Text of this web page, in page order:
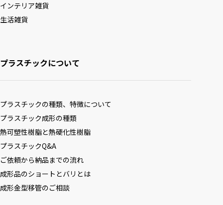
インテリア雑貨
生活雑貨
プラスチックについて
プラスチックの種類、特徴について
プラスチック成形の種類
熱可塑性樹脂と熱硬化性樹脂
プラスチックQ&A
ご依頼から納品までの流れ
成形品のショートとバリとは
成形金型移管のご相談